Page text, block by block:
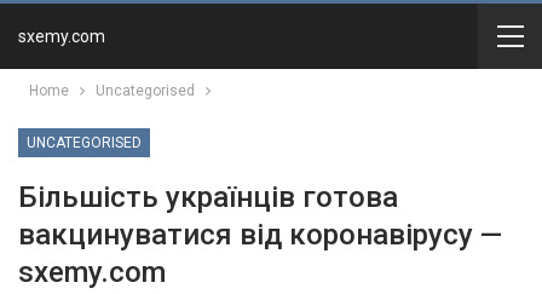
sxemy.com
Home Uncategorised
UNCATEGORISED
Більшість українців готова
вакцинуватися від коронавірусу —
sxemy.com